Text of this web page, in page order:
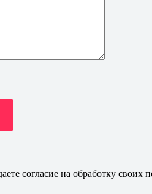
согласие на обработку своих